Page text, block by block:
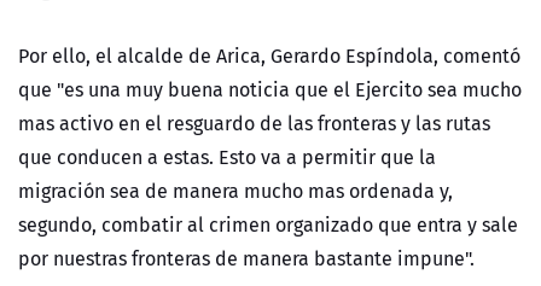
Por ello, el alcalde de Arica, Gerardo Espíndola, comentó
que "es una muy buena noticia que el Ejercito sea mucho
mas activo en el resguardo de las fronteras y las rutas
que conducen a estas. Esto va a permitir que la
migración sea de manera mucho mas ordenada y,
segundo, combatir al crimen organizado que entra y sale
por nuestras fronteras de manera bastante impune".